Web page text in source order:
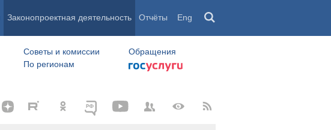
Законопроектная деятельность Отчёты Eng
Советы и комиссии
По регионам
Обращения